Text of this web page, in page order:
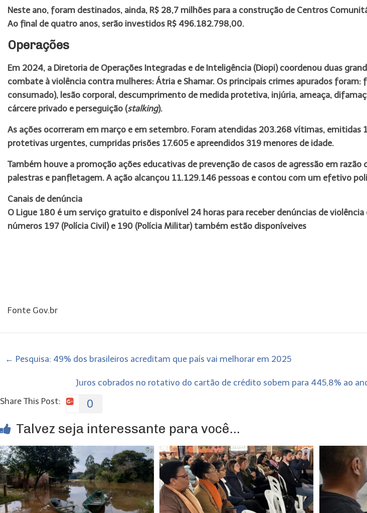
Neste ano, foram destinados, ainda, R$ 28,7 milhões para a construção de Centros
Ao final de quatro anos, serão investidos R$ 496.182.798,00.
Operações
Em 2024, a Diretoria de Operações Integradas e de Inteligência (Diopi) coordenou duas
combate à violência contra mulheres: Átria e Shamar. Os principais crimes apurados
consumado), lesão corporal, descumprimento de medida protetiva, injúria, ameaça,
cárcere privado e perseguição (stalking).
As ações ocorreram em março e em setembro. Foram atendidas 203.268 vítimas, emitidas
protetivas urgentes, cumpridas prisões 17.605 e apreendidos 319 menores de idade.
Também houve a promoção ações educativas de prevenção de casos de agressão em razão
palestras e panfletagem. A ação alcançou 11.129.146 pessoas e contou com um efetivo
Canais de denúncia
O Ligue 180 é um serviço gratuito e disponível 24 horas para receber denúncias de
números 197 (Polícia Civil) e 190 (Polícia Militar) também estão disponíveives
Fonte Gov.br
← Pesquisa: 49% dos brasileiros acreditam que país vai melhorar em 2025
Juros cobrados no rotativo do cartão de crédito sobem para 445,8% ao
Share This Post:
0
Talvez seja interessante para você...